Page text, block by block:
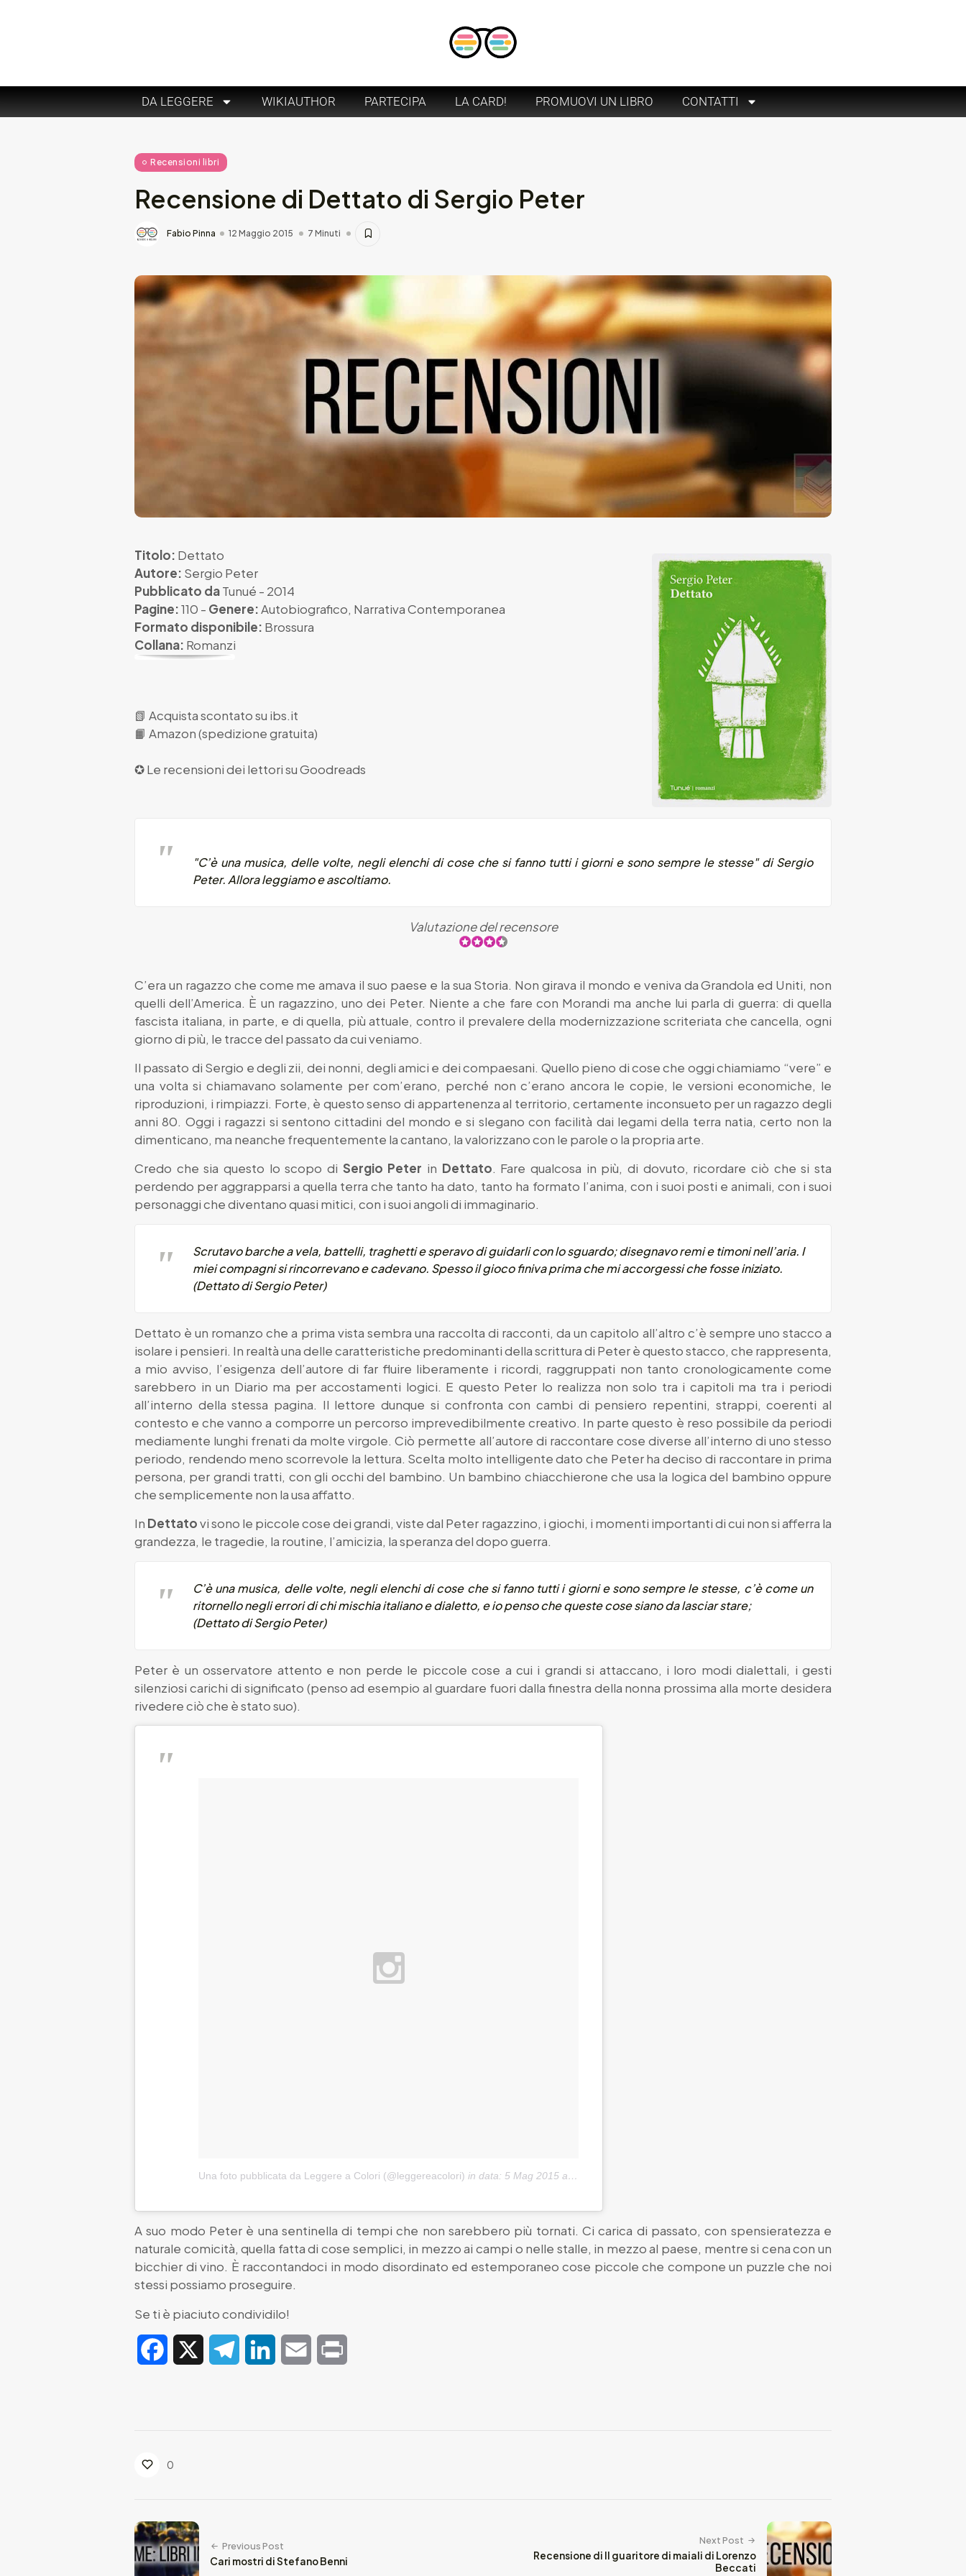
DA LEGGERE WIKIAUTHOR PARTECIPA LA CARD! PROMUOVI UN LIBRO CONTATTI
Recensioni libri
Recensione di Dettato di Sergio Peter
Fabio Pinna 12 Maggio 2015 7 Minuti
Titolo: Dettato
Autore: Sergio Peter
Pubblicato daTunué - 2014
Pagine:110 - Genere:Autobiografico, Narrativa Contemporanea
Formato disponibile: Brossura
Collana: Romanzi
📗 Acquista scontato su ibs.it
📙 Amazon (spedizione gratuita)
✪ Le recensioni dei lettori suGoodreads
"C’è una musica, delle volte, negli elenchi di cose che si fanno tutti i giorni e sono sempre le stesse" di Sergio
Peter. Allora leggiamo e ascoltiamo.
Valutazione del recensore
C’era un ragazzo che come me amava il suo paese e la sua Storia. Non girava il mondo e veniva da Grandola ed Uniti, non
quelli dell’America. È un ragazzino, uno dei Peter. Niente a che fare con Morandi ma anche lui parla di guerra: di quella
fascista italiana, in parte, e di quella, più attuale, contro il prevalere della modernizzazione scriteriata che cancella, ogni
giorno di più, le tracce del passato da cui veniamo.
Il passato di Sergio e degli zii, dei nonni, degli amici e dei compaesani. Quello pieno di cose che oggi chiamiamo “vere” e
una volta si chiamavano solamente per com’erano, perché non c’erano ancora le copie, le versioni economiche, le
riproduzioni, i rimpiazzi. Forte, è questo senso di appartenenza al territorio, certamente inconsueto per un ragazzo degli
anni 80. Oggi i ragazzi si sentono cittadini del mondo e si slegano con facilità dai legami della terra natia, certo non la
dimenticano, ma neanche frequentemente la cantano, la valorizzano con le parole o la propria arte.
Credo che sia questo lo scopo di Sergio Peter in Dettato. Fare qualcosa in più, di dovuto, ricordare ciò che si sta
perdendo per aggrapparsi a quella terra che tanto ha dato, tanto ha formato l’anima, con i suoi posti e animali, con i suoi
personaggi che diventano quasi mitici, con i suoi angoli di immaginario.
Scrutavo barche a vela, battelli, traghetti e speravo di guidarli con lo sguardo; disegnavo remi e timoni nell’aria. I
miei compagni si rincorrevano e cadevano. Spesso il gioco finiva prima che mi accorgessi che fosse iniziato.
(Dettato di Sergio Peter)
Dettato è un romanzo che a prima vista sembra una raccolta di racconti, da un capitolo all’altro c’è sempre uno stacco a
isolare i pensieri. In realtà una delle caratteristiche predominanti della scrittura di Peter è questo stacco, che rappresenta,
a mio avviso, l’esigenza dell’autore di far fluire liberamente i ricordi, raggruppati non tanto cronologicamente come
sarebbero in un Diario ma per accostamenti logici. E questo Peter lo realizza non solo tra i capitoli ma tra i periodi
all’interno della stessa pagina. Il lettore dunque si confronta con cambi di pensiero repentini, strappi, coerenti al
contesto e che vanno a comporre un percorso imprevedibilmente creativo. In parte questo è reso possibile da periodi
mediamente lunghi frenati da molte virgole. Ciò permette all’autore di raccontare cose diverse all’interno di uno stesso
periodo, rendendo meno scorrevole la lettura. Scelta molto intelligente dato che Peter ha deciso di raccontare in prima
persona, per grandi tratti, con gli occhi del bambino. Un bambino chiacchierone che usa la logica del bambino oppure
che semplicemente non la usa affatto.
In Dettatovi sono le piccole cose dei grandi, viste dal Peter ragazzino, i giochi, i momenti importanti di cui non si afferra la
grandezza, le tragedie, la routine, l’amicizia, la speranza del dopo guerra.
C’è una musica, delle volte, negli elenchi di cose che si fanno tutti i giorni e sono sempre le stesse, c’è come un
ritornello negli errori di chi mischia italiano e dialetto, e io penso che queste cose siano da lasciar stare;
(Dettato di Sergio Peter)
Peter è un osservatore attento e non perde le piccole cose a cui i grandi si attaccano, i loro modi dialettali, i gesti
silenziosi carichi di significato (penso ad esempio al guardare fuori dalla finestra della nonna prossima alla morte desidera
rivedere ciò che è stato suo).
Una foto pubblicata da Leggere a Colori (@leggereacolori) in data: 5 Mag 2015 alle ore 02:58 PDT
A suo modo Peter è una sentinella di tempi che non sarebbero più tornati. Ci carica di passato, con spensieratezza e
naturale comicità, quella fatta di cose semplici, in mezzo ai campi o nelle stalle, in mezzo al paese, mentre si cena con un
bicchier di vino. È raccontandoci in modo disordinato ed estemporaneo cose piccole che compone un puzzle che noi
stessi possiamo proseguire.
Se ti è piaciuto condividilo!
Facebook TelegramLinkedIn Email
0
Previous Post
Cari mostri di Stefano Benni
Next Post
Recensione di Il guaritore di maiali di Lorenzo
Beccati